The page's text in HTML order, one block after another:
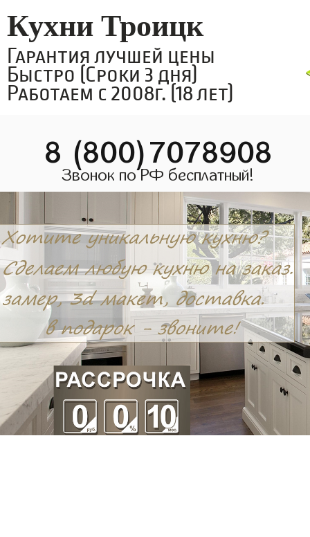
Кухни Троицк
Гарантия лучшей цены
Быстро (Сроки 3 дня)
Работаем с 2008г. (18 лет)
8 (800)7078908
Звонок по РФ бесплатный!